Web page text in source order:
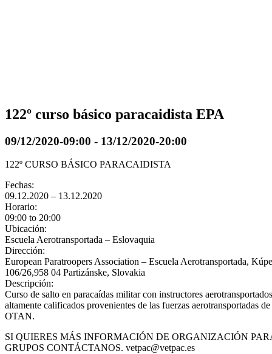
122º curso básico paracaidista EPA
09/12/2020-09:00 - 13/12/2020-20:00
122º CURSO BÁSICO PARACAIDISTA
Fechas:
09.12.2020 – 13.12.2020
Horario:
09:00 to 20:00
Ubicación:
Escuela Aerotransportada – Eslovaquia
Dirección:
European Paratroopers Association – Escuela Aerotransportada,
106/26,958 04 Partizánske, Slovakia
Descripción:
Curso de salto en paracaídas militar con instructores aerotransportados
altamente calificados provenientes de las fuerzas aerotransportadas
OTAN.
SI QUIERES MÁS INFORMACIÓN DE ORGANIZACIÓN
GRUPOS CONTÁCTANOS. vetpac@vetpac.es